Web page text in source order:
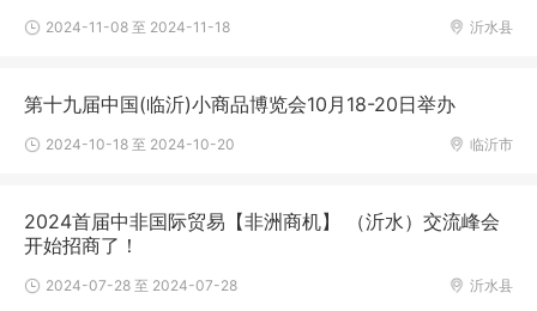
沂水县
2024-11-08 至 2024-11-18
第十九届中国(临沂)小商品博览会10月18-20日举办
临沂市
2024-10-18 至 2024-10-20
2024首届中非国际贸易【非洲商机】 （沂水）交流峰会
开始招商了！
沂水县
2024-07-28 至 2024-07-28